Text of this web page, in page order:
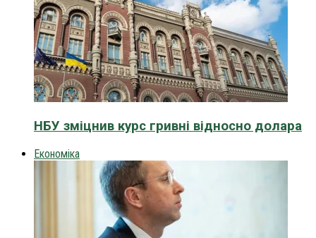
НБУ зміцнив курс гривні відносно долара
Економіка